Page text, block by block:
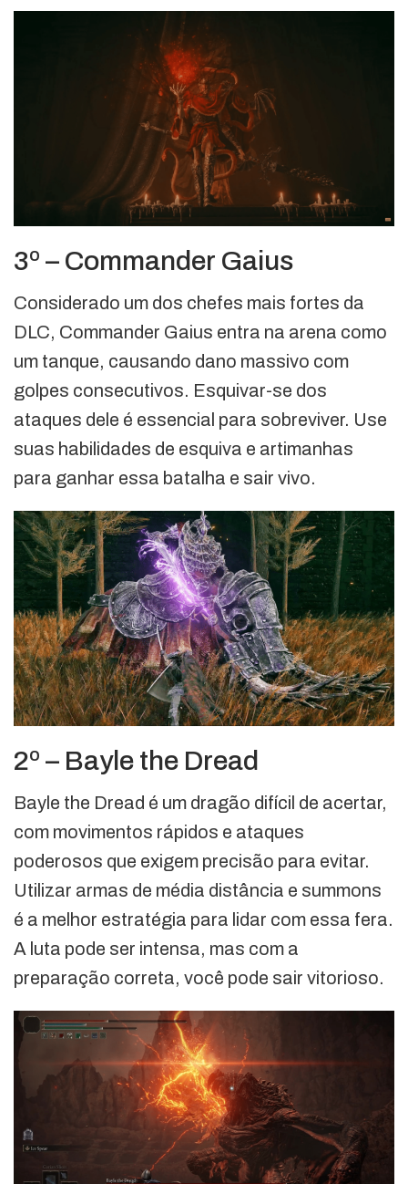
3º – Commander Gaius
Considerado um dos chefes mais fortes da
DLC, Commander Gaius entra na arena como
um tanque, causando dano massivo com
golpes consecutivos. Esquivar-se dos
ataques dele é essencial para sobreviver. Use
suas habilidades de esquiva e artimanhas
para ganhar essa batalha e sair vivo.
2º – Bayle the Dread
Bayle the Dread é um dragão difícil de acertar,
com movimentos rápidos e ataques
poderosos que exigem precisão para evitar.
Utilizar armas de média distância e summons
é a melhor estratégia para lidar com essa fera.
A luta pode ser intensa, mas com a
preparação correta, você pode sair vitorioso.